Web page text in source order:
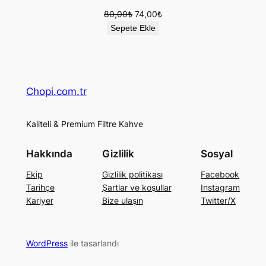
80,00₺ Orijinal
fiyat:
74,00₺Şu
Sepete Ekle
Chopi.com.tr
Kaliteli & Premium Filtre Kahve
Hakkında
Ekip
Tarihçe
Kariyer
Gizlilik
Gizlilik politikası
Şartlar ve koşullar
Bize ulaşın
Sosyal
Facebook
Instagram
Twitter/X
WordPressile tasarlandı